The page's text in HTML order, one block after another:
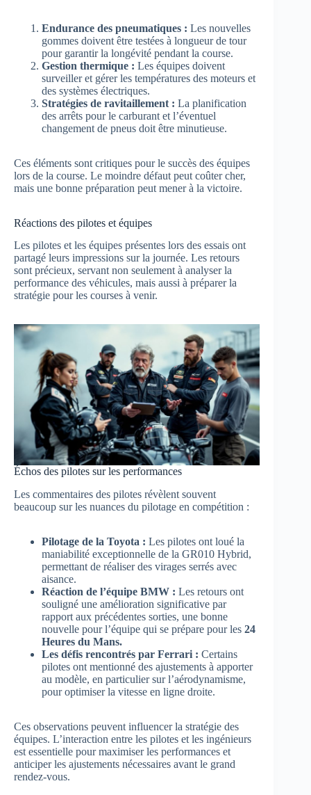
Endurance des pneumatiques : Les nouvelles
gommes doivent être testées à longueur de tour
pour garantir la longévité pendant la course.
Gestion thermique : Les équipes doivent
surveiller et gérer les températures des moteurs et
des systèmes électriques.
Stratégies de ravitaillement : La planification
des arrêts pour le carburant et l’éventuel
changement de pneus doit être minutieuse.
Ces éléments sont critiques pour le succès des équipes
lors de la course. Le moindre défaut peut coûter cher,
mais une bonne préparation peut mener à la victoire.
Réactions des pilotes et équipes
Les pilotes et les équipes présentes lors des essais ont
partagé leurs impressions sur la journée. Les retours
sont précieux, servant non seulement à analyser la
performance des véhicules, mais aussi à préparer la
stratégie pour les courses à venir.
Échos des pilotes sur les performances
Les commentaires des pilotes révèlent souvent
beaucoup sur les nuances du pilotage en compétition :
Pilotage de la Toyota : Les pilotes ont loué la
maniabilité exceptionnelle de la GR010 Hybrid,
permettant de réaliser des virages serrés avec
aisance.
Réaction de l’équipe BMW : Les retours ont
souligné une amélioration significative par
rapport aux précédentes sorties, une bonne
nouvelle pour l’équipe qui se prépare pour les 24
Heures du Mans.
Les défis rencontrés par Ferrari : Certains
pilotes ont mentionné des ajustements à apporter
au modèle, en particulier sur l’aérodynamisme,
pour optimiser la vitesse en ligne droite.
Ces observations peuvent influencer la stratégie des
équipes. L’interaction entre les pilotes et les ingénieurs
est essentielle pour maximiser les performances et
anticiper les ajustements nécessaires avant le grand
rendez-vous.